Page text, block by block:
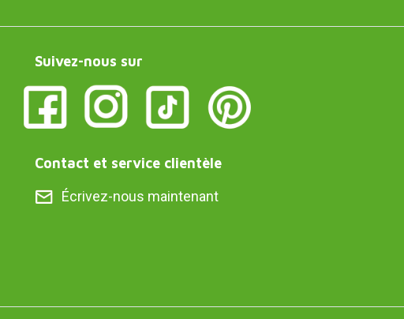
Suivez-nous sur
Contact et service clientèle
Écrivez-nous maintenant